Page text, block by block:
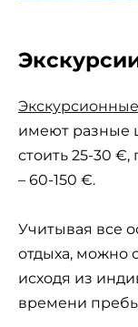
имеют разные
стоить 25-30
– 60-150 €.
Учитывая все
отдыха, можно
исходя из
времени